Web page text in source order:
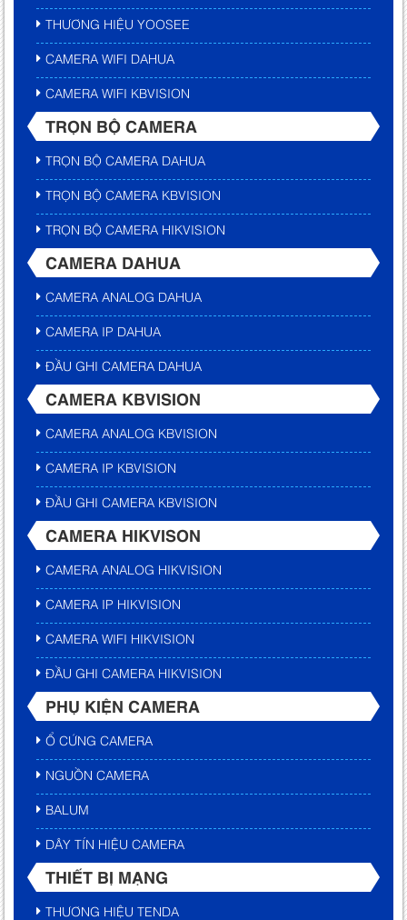
THƯƠNG HIỆU YOOSEE
CAMERA WIFI DAHUA
CAMERA WIFI KBVISION
TRỌN BỘ CAMERA
TRỌN BỘ CAMERA DAHUA
TRỌN BỘ CAMERA KBVISION
TRỌN BỘ CAMERA HIKVISION
CAMERA DAHUA
CAMERA ANALOG DAHUA
CAMERA IP DAHUA
ĐẦU GHI CAMERA DAHUA
CAMERA KBVISION
CAMERA ANALOG KBVISION
CAMERA IP KBVISION
ĐẦU GHI CAMERA KBVISION
CAMERA HIKVISON
CAMERA ANALOG HIKVISION
CAMERA IP HIKVISION
CAMERA WIFI HIKVISION
ĐẦU GHI CAMERA HIKVISION
PHỤ KIỆN CAMERA
Ổ CỨNG CAMERA
NGUỒN CAMERA
BALUM
DÂY TÍN HIỆU CAMERA
THIẾT BỊ MẠNG
THƯƠNG HIỆU TENDA